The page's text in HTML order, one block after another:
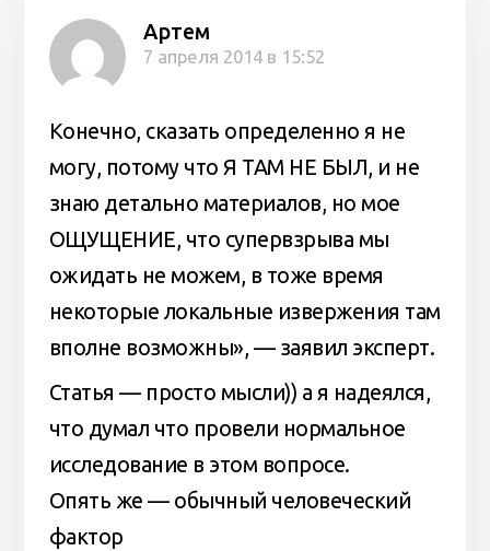
Артем
7 апреля 2014 в 15:52
Конечно, сказать определенно я не
могу, потому что Я ТАМ НЕ БЫЛ, и не
знаю детально материалов, но мое
ОЩУЩЕНИЕ, что супервзрыва мы
ожидать не можем, в тоже время
некоторые локальные извержения там
вполне возможны», — заявил эксперт.
Статья — просто мысли)) а я надеялся,
что думал что провели нормальное
исследование в этом вопросе.
Опять же — обычный человеческий
фактор